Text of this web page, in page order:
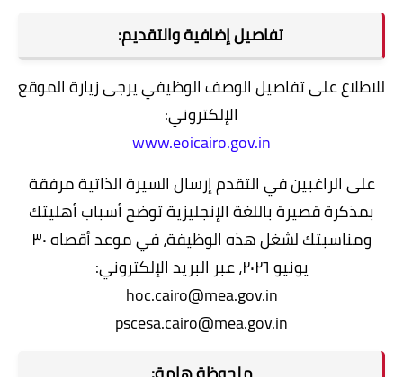
تفاصيل إضافية والتقديم:
للاطلاع على تفاصيل الوصف الوظيفي يرجى زيارة الموقع
الإلكتروني:
www.eoicairo.gov.in
على الراغبين في التقدم إرسال السيرة الذاتية مرفقة
بمذكرة قصيرة باللغة الإنجليزية توضح أسباب أهليتك
ومناسبتك لشغل هذه الوظيفة، في موعد أقصاه ٣٠
يونيو ٢٠٢٦، عبر البريد الإلكتروني:
hoc.cairo@mea.gov.in
pscesa.cairo@mea.gov.in